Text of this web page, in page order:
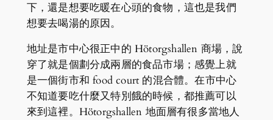
下，還是想要吃暖在心頭的食物，這也是我們
想要去喝湯的原因。
地址是市中心很正中的 Hötorgshallen 商場，說
穿了就是個劃分成兩層的食品市場；感覺上就
是一個街市和 food court 的混合體。在市中心
不知道要吃什麼又特別餓的時候，都推薦可以
來到這裡。Hötorgshallen 地面層有很多當地人